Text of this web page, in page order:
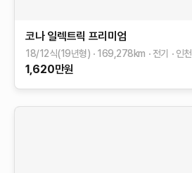
코나 일렉트릭 프리미엄
18/12식(19년형) 169,278km 전기 인천
1,620만원